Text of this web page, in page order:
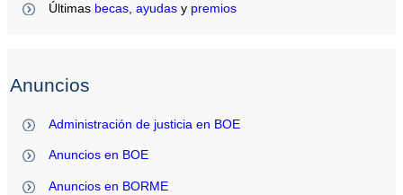
Últimas becas ,ayudas y premios
Anuncios
Administración de justicia en BOE
Anuncios en BOE
Anuncios en BORME